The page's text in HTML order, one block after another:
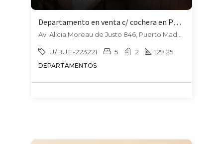
Departamento en venta c/ cochera en Puerto Madero
U/BUE-223221 5 2 129.25
DEPARTAMENTOS